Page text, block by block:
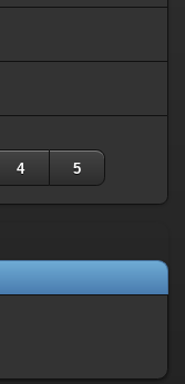
4 5